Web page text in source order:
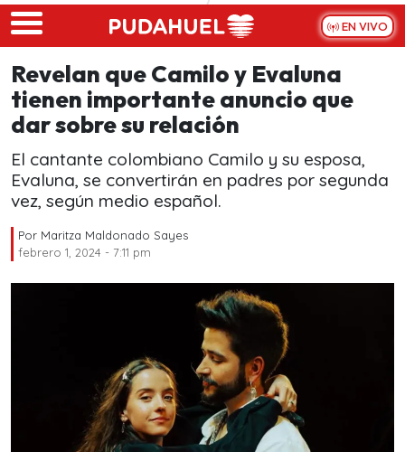
Skip to main content
EN VIVO
Revelan que Camilo y Evaluna
tienen importante anuncio que
dar sobre su relación
El cantante colombiano Camilo y su esposa,
Evaluna, se convertirán en padres por segunda
vez, según medio español.
Por Maritza Maldonado Sayes
febrero 1, 2024 - 7:11 pm